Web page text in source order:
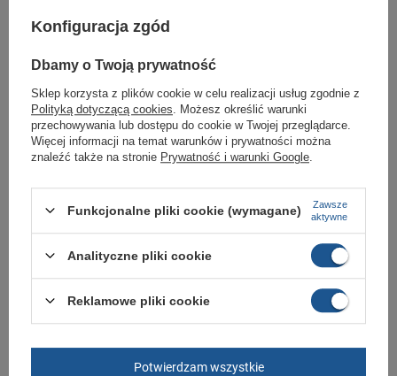
Symbol H4Z21 OBMH258 62S
Gwarancja Gwarancja
Kolor czerwony
Materiał zewnętrzny skóra ekologiczna
GWARANCJA
Czas na reklamację z tytułu rękojmi
2 lata
Adres do reklamacji
Butomania.pl
Konfiguracja zgód
Dbamy o Twoją prywatność
Sklep korzysta z plików cookie w celu realizacji usług zgodnie z
Polityką dotyczącą cookies . Możesz określić warunki
przechowywania lub dostępu do cookie w Twojej przeglądarce.
Więcej informacji na temat warunków i prywatności można
znaleźć także na stronie Prywatność i warunki Google
Funkcjonalne pliki cookie (wymagane)
Zawsze
aktywne
Analityczne pliki cookie
Reklamowe pliki cookie
Potwierdzam wszystkie